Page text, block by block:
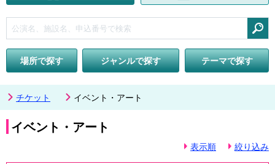
場所で探す
ジャンルで探す テーマで探す
チケット イベント・アート
イベント・アート
表示順 絞り込み